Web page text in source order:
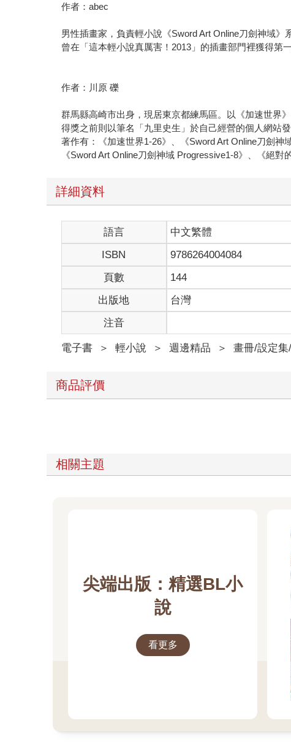
作者：abec
男性插畫家，負責輕小說《Sword Art Online刀劍神域》
曾在「這本輕小說真厲害！2013」的插畫部門裡獲得第一
作者：川原 礫
群馬縣高崎市出身，現居東京都練馬區。以《加速世界
得獎之前則以筆名「九里史生」於自己經營的個人網站發
著作有：《加速世界1-26》、《Sword Art Online刀劍神
《Sword Art Online刀劍神域 Progressive1-8》、《絕對
詳細資料
語言 中文繁體
ISBN
9786264004084
頁數
144
出版地
台灣
注音
電子書 ＞ 輕小說 ＞ 週邊精品 ＞ 畫冊/設定集
商品評價
相關主題
尖端出版：精選BL小
說
看更多